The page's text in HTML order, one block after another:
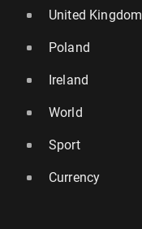
United Kingdom
Poland
Ireland
World
Sport
Currency